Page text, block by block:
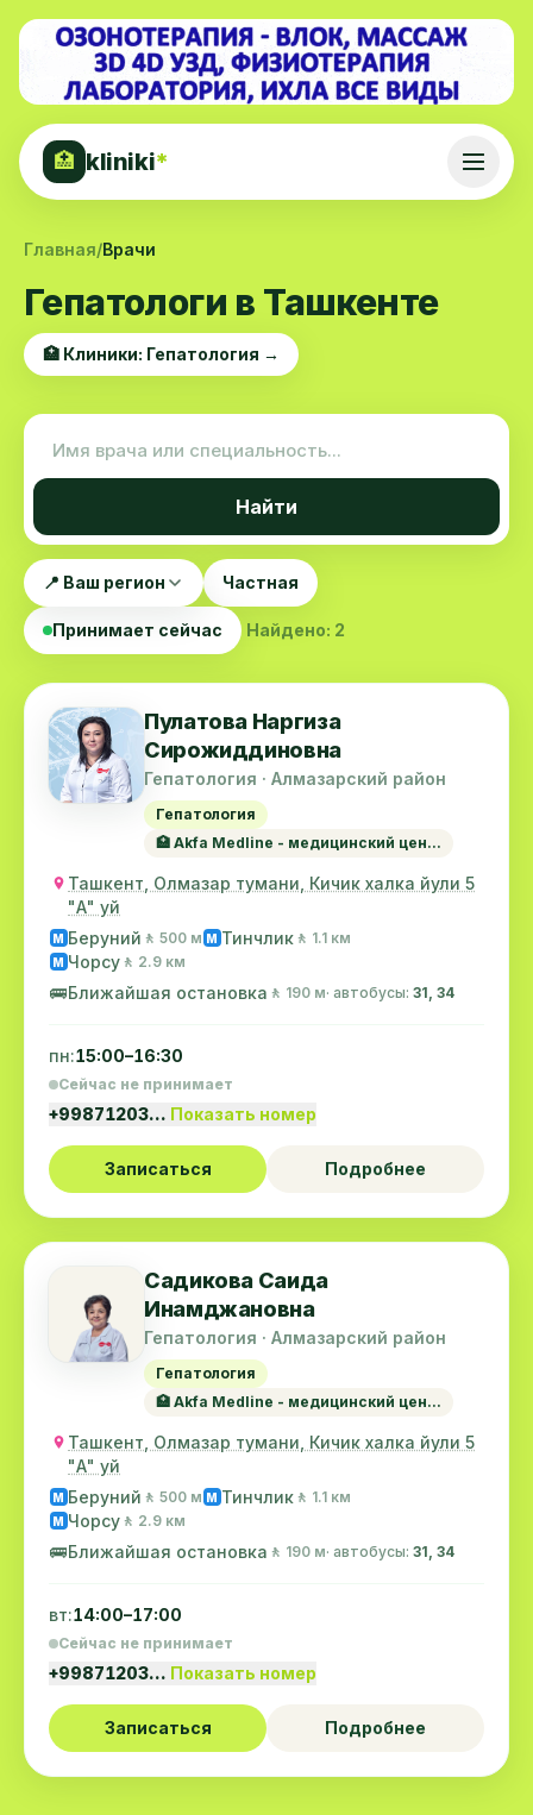
🏥 kliniki*
Главная/Врачи
Гепатологи в Ташкенте
🏥 Клиники: Гепатология →
Найти
📍 Ваш регион Частная
Принимает сейчас Найдено: 2
Пулатова Наргиза
Сирожиддиновна
Гепатология · Алмазарский район
Гепатология
🏥 Akfa Medline - медицинский цен...
Ташкент, Олмазар тумани, Кичик халка йули 5
"А" уй
M Беруний 🚶 500 м M Тинчлик 🚶 1.1 км
M Чорсу 🚶 2.9 км
🚌Ближайшая остановка 🚶 190 м· автобусы: 31, 34
пн:15:00–16:30
Сейчас не принимает
+99871203… Показать номер
Записаться Подробнее
Садикова Саида
Инамджановна
Гепатология · Алмазарский район
Гепатология
🏥 Akfa Medline - медицинский цен...
Ташкент, Олмазар тумани, Кичик халка йули 5
"А" уй
M Беруний 🚶 500 м M Тинчлик 🚶 1.1 км
M Чорсу 🚶 2.9 км
🚌Ближайшая остановка 🚶 190 м· автобусы: 31, 34
вт:14:00–17:00
Сейчас не принимает
+99871203… Показать номер
Записаться Подробнее